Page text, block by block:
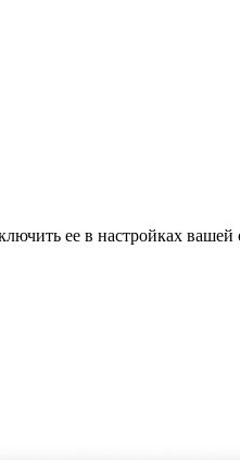
ее в настройках